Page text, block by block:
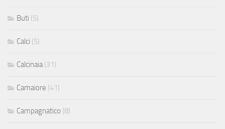
Buti (5)
Calci (5)
Calcinaia (31)
Camaiore (41)
Campagnatico (8)